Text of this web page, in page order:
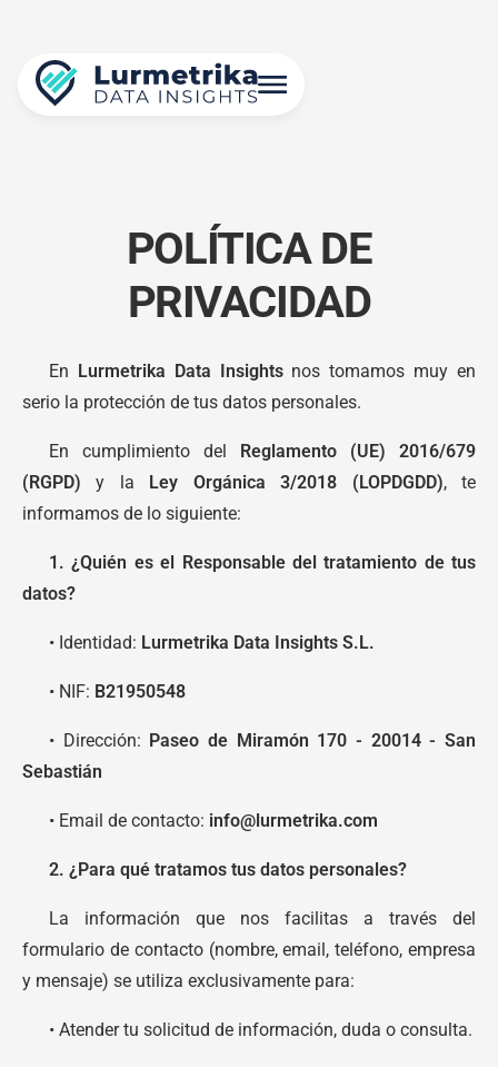
POLÍTICA DE
PRIVACIDAD
En Lurmetrika Data Insightsnos tomamos muy en
serio la protección de tus datos personales.
En cumplimiento del Reglamento (UE) 2016/679
(RGPD) y la Ley Orgánica 3/2018 (LOPDGDD), te
informamos de lo siguiente:
1. ¿Quién es el Responsable del tratamiento de tus
datos?
• Identidad: Lurmetrika Data Insights S.L.
• NIF: B21950548
• Dirección: Paseo de Miramón 170 - 20014 - San
Sebastián
• Email de contacto: info@lurmetrika.com
2. ¿Para qué tratamos tus datos personales?
La información que nos facilitas a través del
formulario de contacto (nombre, email, teléfono, empresa
y mensaje) se utiliza exclusivamente para:
• Atender tu solicitud de información, duda o consulta.